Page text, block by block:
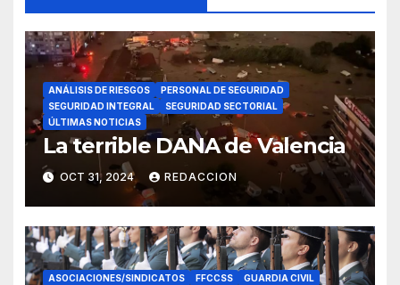
ANÁLISIS DE RIESGOS
PERSONAL DE SEGURIDAD
SEGURIDAD INTEGRAL
SEGURIDAD SECTORIAL
ÚLTIMAS NOTICIAS
La terrible DANA de Valencia
OCT 31, 2024 REDACCION
ASOCIACIONES/SINDICATOS FFCCSS
GUARDIA CIVIL